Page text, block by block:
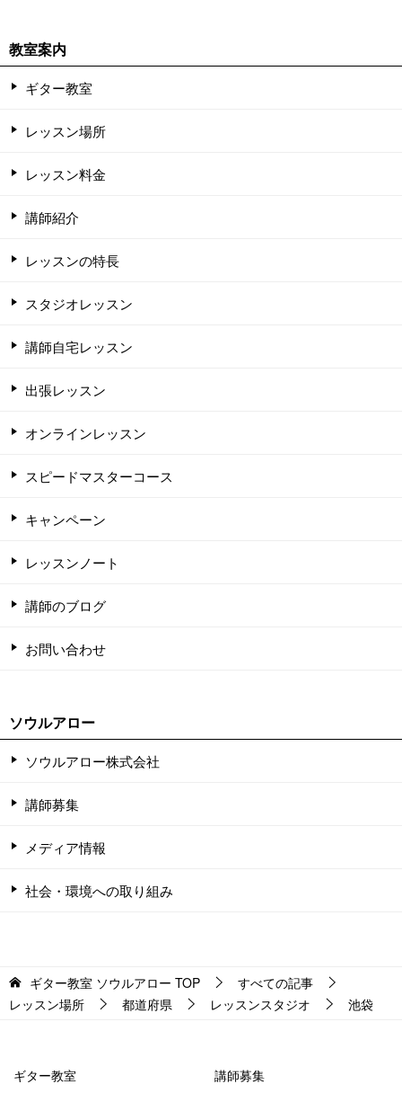
教室案内
ギター教室
レッスン場所
レッスン料金
講師紹介
レッスンの特長
スタジオレッスン
講師自宅レッスン
出張レッスン
オンラインレッスン
スピードマスターコース
キャンペーン
レッスンノート
講師のブログ
お問い合わせ
ソウルアロー
ソウルアロー株式会社
講師募集
メディア情報
社会・環境への取り組み
ギター教室 ソウルアロー TOP
すべての記事
レッスン場所
都道府県 レッスンスタジオ 池袋
ギター教室 講師募集